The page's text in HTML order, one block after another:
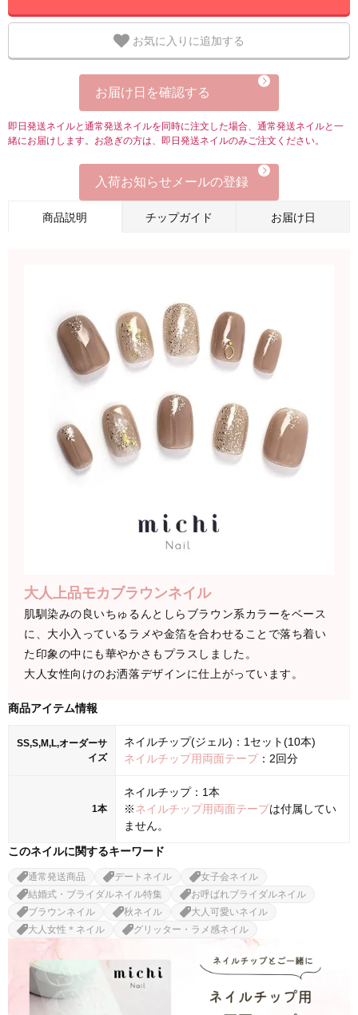
お気に入りに追加する
お届け日を確認する
即日発送ネイルと通常発送ネイルを同時に注文した場合、通常発送ネイルと一
緒にお届けします。お急ぎの方は、即日発送ネイルのみご注文ください。
入荷お知らせメールの登録
商品説明 チップガイド お届け日
大人上品モカブラウンネイル
肌馴染みの良いちゅるんとしらブラウン系カラーをベース
に、大小入っているラメや金箔を合わせることで落ち着い
た印象の中にも華やかさもプラスしました。
大人女性向けのお洒落デザインに仕上がっています。
商品アイテム情報
SS,S,M,L,オーダーサ
イズ
ネイルチップ(ジェル)：1セット(10本)
ネイルチップ用両面テープ：2回分
1本
ネイルチップ：1本
※ネイルチップ用両面テープは付属してい
ません。
このネイルに関するキーワード
通常発送商品 デートネイル
女子会ネイル
結婚式・ブライダルネイル特集
お呼ばれブライダルネイル
ブラウンネイル
秋ネイル
大人可愛いネイル
大人女性＊ネイル
グリッター・ラメ感ネイル